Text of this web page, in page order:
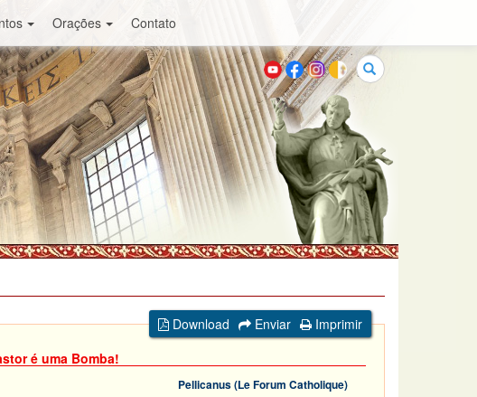
Orações Contato
Buscar
Download Enviar
Imprimir
é uma Bomba!
Pellicanus (Le Forum Catholique)